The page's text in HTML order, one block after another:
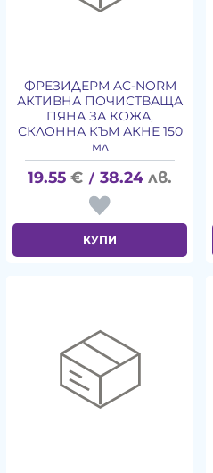
ФРЕЗИДЕРМ AC-NORM
АКТИВНА ПОЧИСТВАЩА
ПЯНА ЗА КОЖА,
СКЛОННА КЪМ АКНЕ 150
мл
19.55 € / 38.24 лв.
КУПИ